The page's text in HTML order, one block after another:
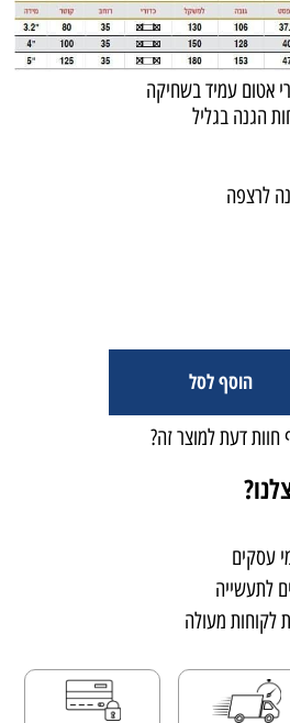
אטום עמיד בשחיקה
הגנה בגליל
לרצפה
הוסף לסל
חוות דעת למוצר זה?
עסקים
לתעשייה
לקוחות מעולה